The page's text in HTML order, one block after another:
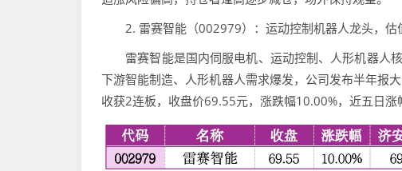
2. 雷赛智能（002979）：运动控制机器人龙头，估
雷赛智能是国内伺服电机、运动控制、人形机器人核
下游智能制造、人形机器人需求爆发，公司发布半年报
收获2连板，收盘价69.55元，涨跌幅10.00%，近五日